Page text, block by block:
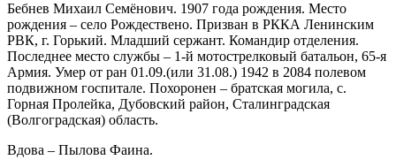
Бебнев Михаил Семёнович. 1907 года рождения. Место
рождения – село Рождествено. Призван в РККА Ленинским
РВК, г. Горький. Младший сержант. Командир отделения.
Последнее место службы – 1-й мотострелковый батальон, 65-я
Армия. Умер от ран 01.09.(или 31.08.) 1942 в 2084 полевом
подвижном госпитале. Похоронен – братская могила, с.
Горная Пролейка, Дубовский район, Сталинградская
(Волгоградская) область.
Вдова – Пылова Фаина.